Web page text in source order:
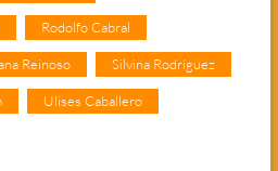
Rodolfo Cabral
Reinoso Silvina Rodríguez
Ulises Caballero